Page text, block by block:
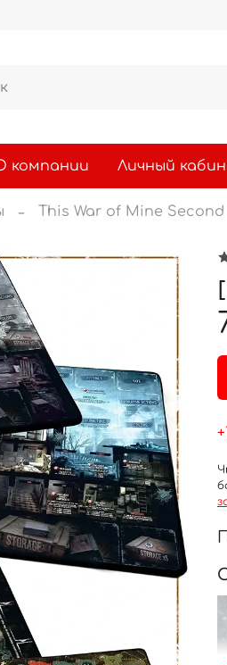
компании Личный
This War of Mine